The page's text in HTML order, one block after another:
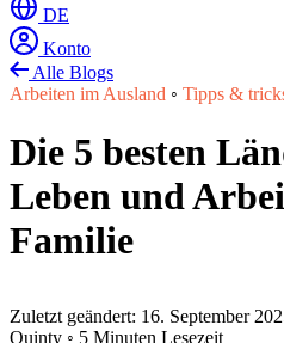
DE
Konto
Alle Blogs
Arbeiten im Ausland ◦ Tipps &
Die 5 besten
Leben und
Familie
Zuletzt geändert: 16. September
Quinty ◦ 5 Minuten Lesezeit